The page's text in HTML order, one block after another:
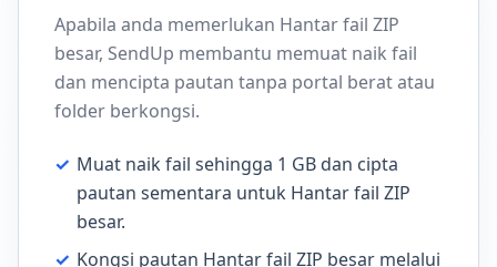
Apabila anda memerlukan Hantar fail ZIP
besar, SendUp membantu memuat naik fail
dan mencipta pautan tanpa portal berat atau
folder berkongsi.
✓ Muat naik fail sehingga 1 GB dan cipta
pautan sementara untuk Hantar fail ZIP
besar.
✓ Kongsi pautan Hantar fail ZIP besar melalui